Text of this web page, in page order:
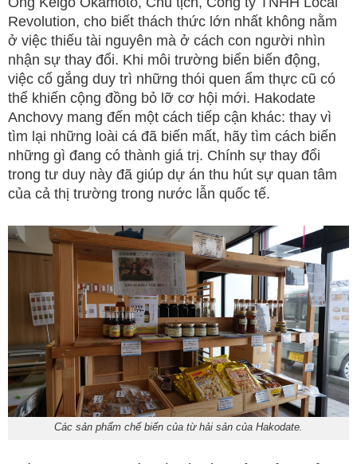
Revolution, cho biết thách thức lớn nhất không nằm
ở việc thiếu tài nguyên mà ở cách con người nhìn
nhận sự thay đổi. Khi môi trường biển biến động,
việc cố gắng duy trì những thói quen ẩm thực cũ có
thể khiến cộng đồng bỏ lỡ cơ hội mới. Hakodate
Anchovy mang đến một cách tiếp cận khác: thay vì
tìm lại những loài cá đã biến mất, hãy tìm cách biến
những gì đang có thành giá trị. Chính sự thay đổi
trong tư duy này đã giúp dự án thu hút sự quan tâm
của cả thị trường trong nước lẫn quốc tế.
Các sản phẩm chế biến của từ hải sản của Hakodate.